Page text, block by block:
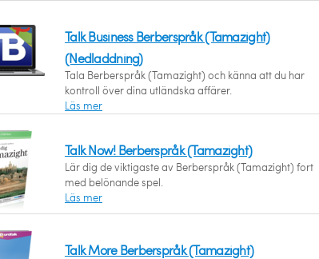
Talk Business Berberspråk (Tamazight)
(Nedladdning)
Tala Berberspråk (Tamazight) och känna att du har
kontroll över dina utländska affärer.
Läs mer
Talk Now! Berberspråk (Tamazight)
Lär dig de viktigaste av Berberspråk (Tamazight) fort
med belönande spel.
Läs mer
Talk More Berberspråk (Tamazight)